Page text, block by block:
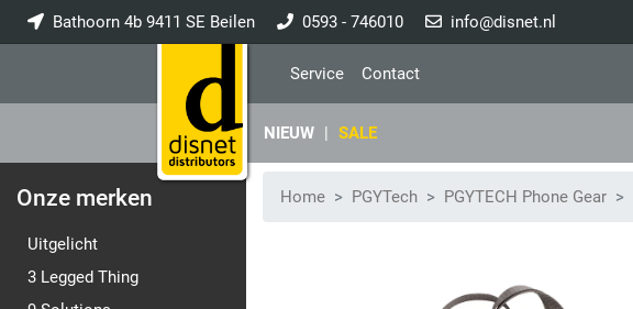
Bathoorn 4b 9411 SE Beilen 0593 - 746010 info@disnet.nl
Service Contact
NIEUW | SALE
Onze merken
Uitgelicht
3 Legged Thing
Home PGYTech PGYTECH Phone Gear